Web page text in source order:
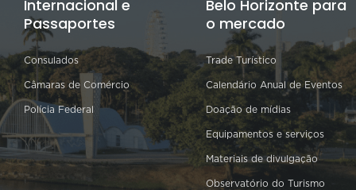
Internacional e
Passaportes
Consulados
Câmaras de Comércio
Polícia Federal
Belo Horizonte para
o mercado
Trade Turístico
Calendário Anual de Eventos
Doação de mídias
Equipamentos e serviços
Materiais de divulgação
Observatório do Turismo